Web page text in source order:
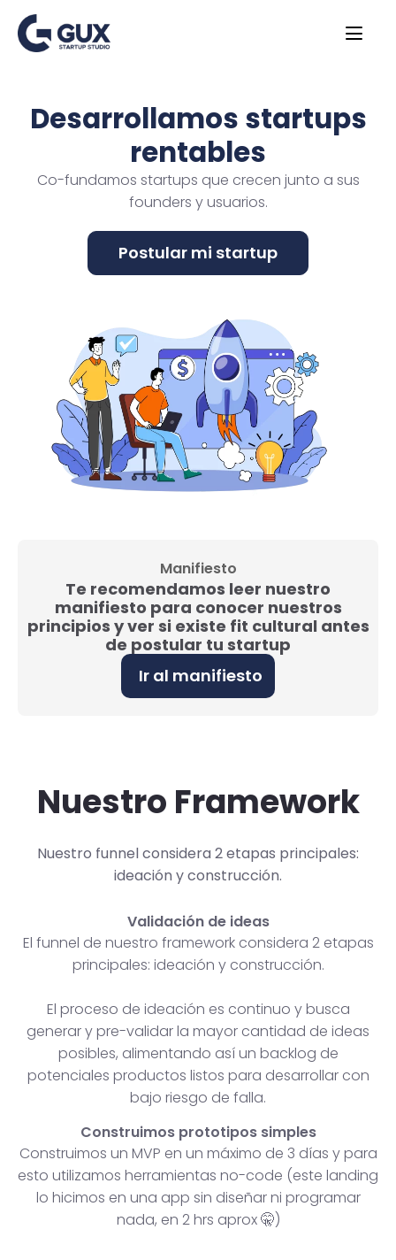
Desarrollamos startups
rentables
Co-fundamos startups que crecen junto a sus
founders y usuarios.
Manifiesto
Te recomendamos leer nuestro
manifiesto para conocer nuestros
principios y ver si existe fit cultural antes
de postular tu startup
Ir al manifiesto
Nuestro Framework
Nuestro funnel considera 2 etapas principales:
ideación y construcción.
Validación de ideas
El funnel de nuestro framework considera 2 etapas
principales: ideación y construcción.
El proceso de ideación es continuo y busca
generar y pre-validar la mayor cantidad de ideas
posibles, alimentando así un backlog de
potenciales productos listos para desarrollar con
bajo riesgo de falla.
Construimos prototipos simples
Construimos un MVP en un máximo de 3 días y para
esto utilizamos herramientas no-code (este landing
lo hicimos en una app sin diseñar ni programar
nada, en 2 hrs aprox 🤫)